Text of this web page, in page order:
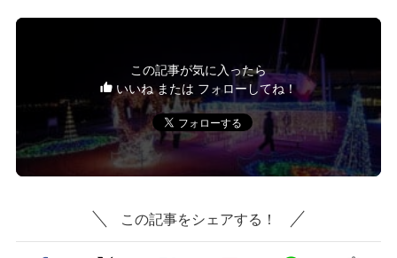
この記事が気に入ったら
いいね または フォローしてね！
この記事をシェアする！